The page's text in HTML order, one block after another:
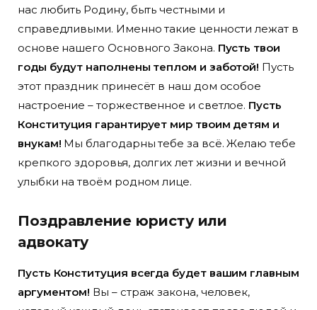
нас любить Родину, быть честными и
справедливыми. Именно такие ценности лежат в
основе нашего Основного Закона. Пусть твои
годы будут наполнены теплом и заботой! Пусть
этот праздник принесёт в наш дом особое
настроение – торжественное и светлое. Пусть
Конституция гарантирует мир твоим детям и
внукам! Мы благодарны тебе за всё. Желаю тебе
крепкого здоровья, долгих лет жизни и вечной
улыбки на твоём родном лице.
Поздравление юристу или
адвокату
Пусть Конституция всегда будет вашим главным
аргументом! Вы – страж закона, человек,